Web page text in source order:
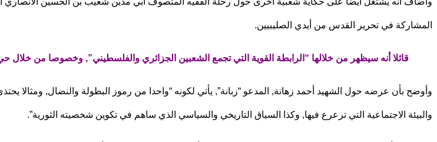
المشاركة في تحرير القدس من أيدي الصليبيين.
قائلا أنه سيظهر من خلالها “الرابطة القوية التي تجمع الشعبين الجزائري والفلسطيني”, وخصوصا من خلال
وأوضح بأن عرضه حول الشهيد أحمد زهانة, المدعو “زبانة”, يأتي لكونه “واحدا من رموز البطولة والنضال,
والبيئة الاجتماعية التي ترعرع فيها, وكذا السياق التاريخي والسياسي الذي ساهم في تكوين شخصيته الثورية”.